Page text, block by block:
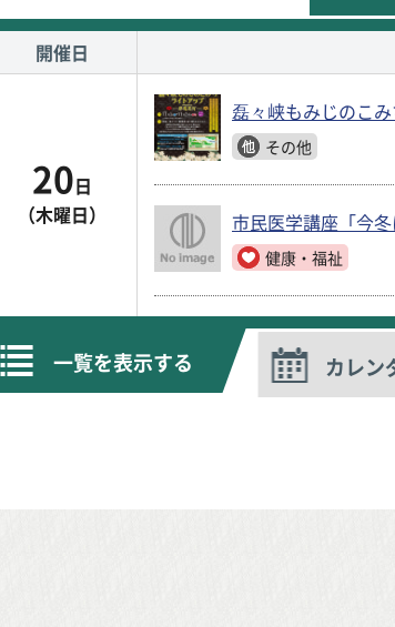
開催日
20日
（木曜日）
磊々峡もみじのこ
その他
市民医学講座「今
健康・福祉
一覧を表示する カレン